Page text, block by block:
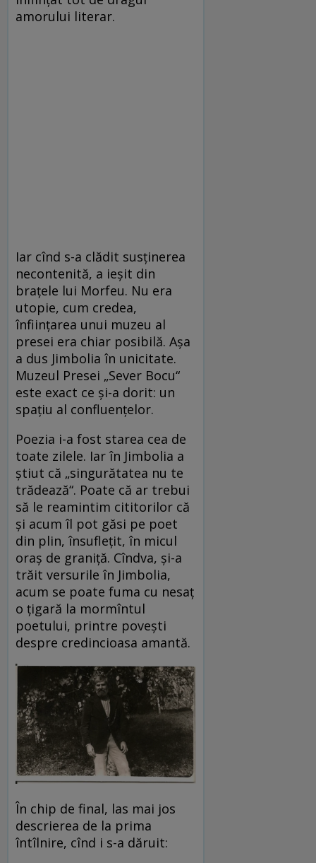
amorului literar.
Iar cînd s-a clădit susținerea
necontenită, a ieșit din
brațele lui Morfeu. Nu era
utopie, cum credea,
înființarea unui muzeu al
presei era chiar posibilă. Așa
a dus Jimbolia în unicitate.
Muzeul Presei „Sever Bocu“
este exact ce și-a dorit: un
spațiu al confluențelor.
Poezia i-a fost starea cea de
toate zilele. Iar în Jimbolia a
știut că „singurătatea nu te
trădează“. Poate că ar trebui
să le reamintim cititorilor că
și acum îl pot găsi pe poet
din plin, însuflețit, în micul
oraș de graniță. Cîndva, și-a
trăit versurile în Jimbolia,
acum se poate fuma cu nesaț
o țigară la mormîntul
poetului, printre povești
despre credincioasa amantă.
În chip de final, las mai jos
descrierea de la prima
întîlnire, cînd i s-a dăruit: